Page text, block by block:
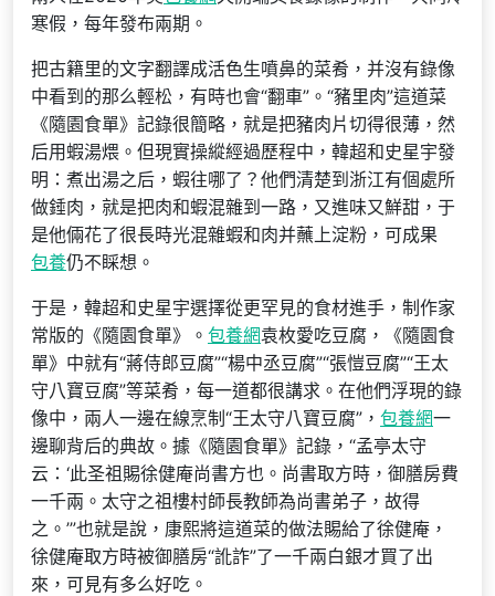
寒假，每年發布兩期。
把古籍里的文字翻譯成活色生噴鼻的菜肴，并沒有錄像
中看到的那么輕松，有時也會“翻車”。“豬里肉”這道菜
《隨園食單》記錄很簡略，就是把豬肉片切得很薄，然
后用蝦湯煨。但現實操縱經過歷程中，韓超和史星宇發
明：煮出湯之后，蝦往哪了？他們清楚到浙江有個處所
做錘肉，就是把肉和蝦混雜到一路，又進味又鮮甜，于
是他倆花了很長時光混雜蝦和肉并蘸上淀粉，可成果
包養仍不睬想。
于是，韓超和史星宇選擇從更罕見的食材進手，制作家
常版的《隨園食單》。 包養網袁枚愛吃豆腐，《隨園食
單》中就有“蔣侍郎豆腐”“楊中丞豆腐”“張愷豆腐”“王太
守八寶豆腐”等菜肴，每一道都很講求。在他們浮現的錄
像中，兩人一邊在線烹制“王太守八寶豆腐”， 包養網一
邊聊背后的典故。據《隨園食單》記錄，“孟亭太守
云：‘此圣祖賜徐健庵尚書方也。尚書取方時，御膳房費
一千兩。太守之祖樓村師長教師為尚書弟子，故得
之。’”也就是說，康熙將這道菜的做法賜給了徐健庵，
徐健庵取方時被御膳房“訛詐”了一千兩白銀才買了出
來，可見有多么好吃。